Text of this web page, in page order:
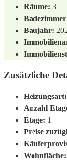
Räume: 3
Baujahr:
Zusätzliche
Heizungsart:
Anzahl
Etage: 1
Preise
Wohnfläche: